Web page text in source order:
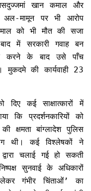
खान कमाल और
अल-मामून पर भी आरोप
को भी मौत की सजा
में सरकारी गवाह बन
करने के बाद उसे पाँच
की कार्यवाही 23
दिए कई साक्षात्कारों में
कि प्रदर्शनकारियों को
क्षमता बांग्लादेश पुलिस
थी। कई विश्लेषकों ने
चलाई गई हो सकती
सुनवाई के अधिकारों
गंभीर चिंताओं’ का